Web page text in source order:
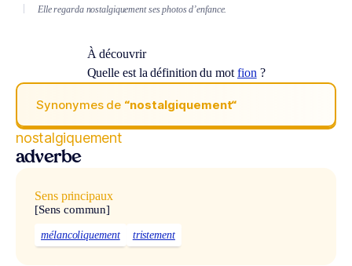
Elle regarda nostalgiquement ses photos d’enfance.
À découvrir
Quelle est la définition du mot fion ?
Synonymes de “nostalgiquement“
nostalgiquement
adverbe
Sens principaux
[Sens commun]
mélancoliquement tristement